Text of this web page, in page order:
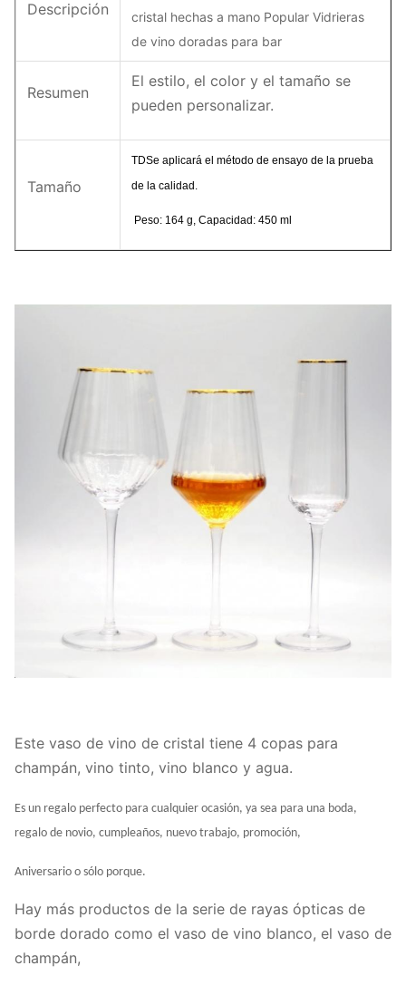
Descripción
cristal hechas a mano Popular Vidrieras
de vino doradas para bar
Resumen
El estilo, el color y el tamaño se
pueden personalizar.
Tamaño
TDSe aplicará el método de ensayo de la prueba
de la calidad.
Peso: 164 g, Capacidad: 450 ml
producción
Tiempo de
entrega
Nuestra empresa y fábrica hacen muchos
esfuerzos en el control de calidad.
Proporcionamos vidrio de alta calidad con un
precio económico.Nos gustaría cooperar con
mundo.
Este vaso de vino de cristal tiene 4 copas para
champán, vino tinto, vino blanco y agua.
Es un regalo perfecto para cualquier ocasión, ya sea para una boda,
regalo de novio, cumpleaños, nuevo trabajo, promoción,
Aniversario o sólo porque.
Hay más productos de la serie de rayas ópticas de
borde dorado como el vaso de vino blanco, el vaso de
champán,